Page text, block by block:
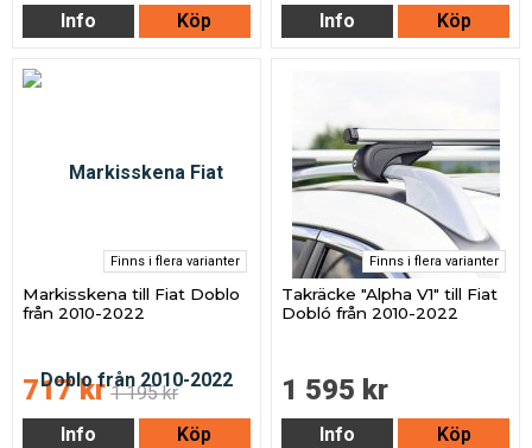
Info Köp
Info
Köp
Finns i flera varianter
Markisskena till Fiat Doblo
från 2010-2022
717 kr 1 195 kr
Info
Köp
Finns i flera varianter
Takräcke "Alpha V1" till Fiat
Dobló från 2010-2022
1 595 kr
Info Köp